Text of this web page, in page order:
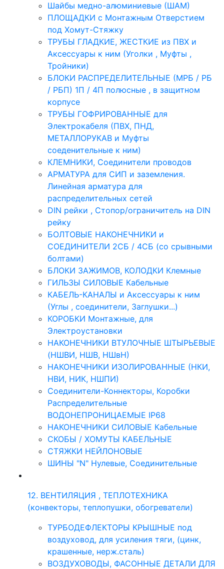
Шайбы медно-алюминиевые (ШАМ)
ПЛОЩАДКИ с Монтажным Отверстием
под Хомут-Стяжку
ТРУБЫ ГЛАДКИЕ, ЖЕСТКИЕ из ПВХ и
Аксессуары к ним (Уголки , Муфты ,
Тройники)
БЛОКИ РАСПРЕДЕЛИТЕЛЬНЫЕ (МРБ / РБ
/ РБП) 1П / 4П полюсные , в защитном
корпусе
ТРУБЫ ГОФРИРОВАННЫЕ для
Электрокабеля (ПВХ, ПНД,
МЕТАЛЛОРУКАВ и Муфты
соеденительные к ним)
КЛЕМНИКИ, Соединители проводов
АРМАТУРА для СИП и заземления.
Линейная арматура для
распределительных сетей
DIN рейки , Стопор/ограничитель на DIN
рейку
БОЛТОВЫЕ НАКОНЕЧНИКИ и
СОЕДИНИТЕЛИ 2СБ / 4СБ (со срывными
болтами)
БЛОКИ ЗАЖИМОВ, КОЛОДКИ Клемные
ГИЛЬЗЫ СИЛОВЫЕ Кабельные
КАБЕЛЬ-КАНАЛЫ и Аксессуары к ним
(Углы , соединители, Заглушки...)
КОРОБКИ Монтажные, для
Электроустановки
НАКОНЕЧНИКИ ВТУЛОЧНЫЕ ШТЫРЬЕВЫЕ
(НШВИ, НШВ, НШвН)
НАКОНЕЧНИКИ ИЗОЛИРОВАННЫЕ (НКИ,
НВИ, НИК, НШПИ)
Соединители-Коннекторы, Коробки
Распределительные
ВОДОНЕПРОНИЦАЕМЫЕ IP68
НАКОНЕЧНИКИ СИЛОВЫЕ Кабельные
СКОБЫ / ХОМУТЫ КАБЕЛЬНЫЕ
СТЯЖКИ НЕЙЛОНОВЫЕ
ШИНЫ "N" Нулевые, Соединительные
12. ВЕНТИЛЯЦИЯ , ТЕПЛОТЕХНИКА
(конвекторы, теплопушки, обогреватели)
ТУРБОДЕФЛЕКТОРЫ КРЫШНЫЕ под
воздуховод, для усиления тяги, (цинк,
крашенные, нерж.сталь)
ВОЗДУХОВОДЫ, ФАСОННЫЕ ДЕТАЛИ ДЛЯ